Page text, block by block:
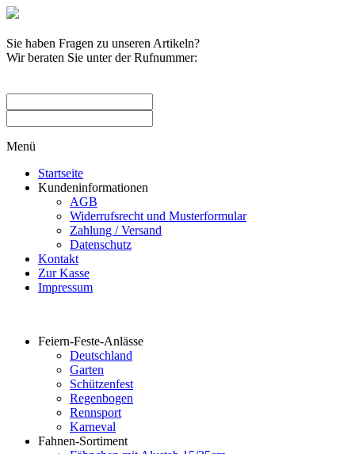
Sie haben Fragen zu unseren Artikeln?
Wir beraten Sie unter der Rufnummer:
Menü
Startseite
Kundeninformationen
AGB
Widerrufsrecht und Musterformular
Zahlung / Versand
Datenschutz
Kontakt
Zur Kasse
Impressum
Feiern-Feste-Anlässe
Deutschland
Garten
Schützenfest
Regenbogen
Rennsport
Karneval
Fahnen-Sortiment